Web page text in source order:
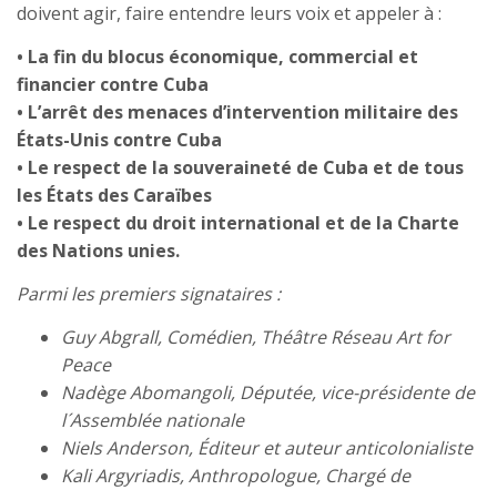
doivent agir, faire entendre leurs voix et appeler à :
• La fin du blocus économique, commercial et
financier contre Cuba
• L’arrêt des menaces d’intervention militaire des
États-Unis contre Cuba
• Le respect de la souveraineté de Cuba et de tous
les États des Caraïbes
• Le respect du droit international et de la Charte
des Nations unies.
Parmi les premiers signataires :
Guy Abgrall, Comédien, Théâtre Réseau Art for
Peace
Nadège Abomangoli, Députée, vice-présidente de
l´Assemblée nationale
Niels Anderson, Éditeur et auteur anticolonialiste
Kali Argyriadis, Anthropologue, Chargé de